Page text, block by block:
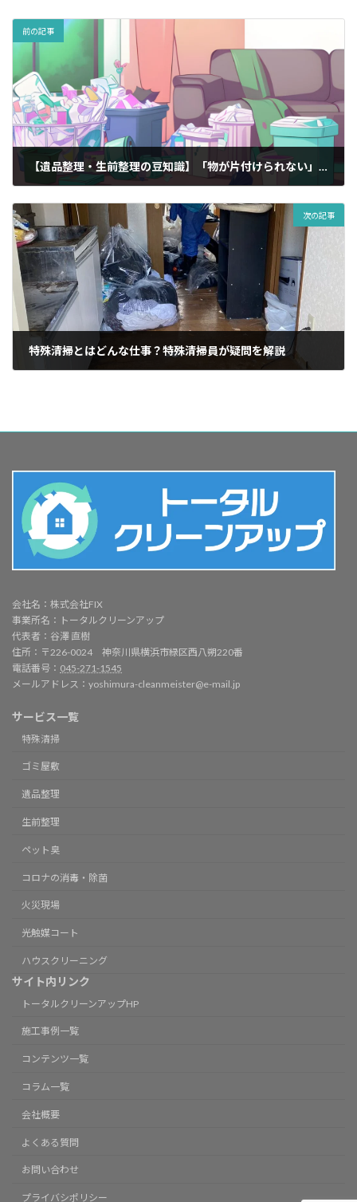
前の記事
【遺品整理・生前整理の豆知識】「物が片付けられない」を家財整理で解決する
次の記事
特殊清掃とはどんな仕事？特殊清掃員が疑問を解説
会社名：株式会社FIX
事業所名：トータルクリーンアップ
代表者：谷澤 直樹
住所：〒226-0024 神奈川県横浜市緑区西八朔220番
電話番号： 045-271-1545
メールアドレス：yoshimura-cleanmeister@e-mail.jp
サービス一覧
特殊清掃
ゴミ屋敷
遺品整理
生前整理
ペット臭
コロナの消毒・除菌
火災現場
光触媒コート
ハウスクリーニング
サイト内リンク
トータルクリーンアップHP
施工事例一覧
コンテンツ一覧
コラム一覧
会社概要
よくある質問
お問い合わせ
プライバシポリシー